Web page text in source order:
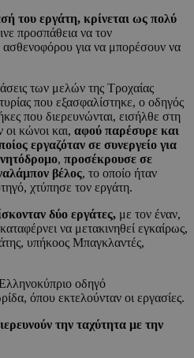
του εργάτη, κρίνεται ως πολύ
προσπάθεια να τον
για να μπορέσουν να
των μελών της Τροχαίας
που εξασφαλίστηκε, ο οδηγός
που διερευνώνται, εισήλθε στη
κώνοι και, αφού παρέσυρε και
εργαζόταν σε συνεργείο για
, προσέκρουσε σε
βέλος, το οποίο ήταν
χτύπησε τον εργάτη.
δύο εργάτες, με τον έναν,
να μετακινηθεί εγκαίρως,
υπήκοος Μπαγκλαντές,
οδηγό
όπου εκτελούνταν οι εργασίες.
την ταχύτητα με την